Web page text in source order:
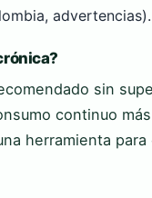
advertencias).
sin
continuo
herramienta